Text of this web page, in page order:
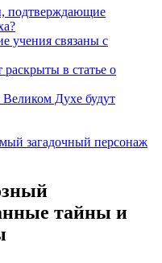
подтверждающие
учения связаны с
в статье о
Духе будут
загадочный персонаж
тайны и